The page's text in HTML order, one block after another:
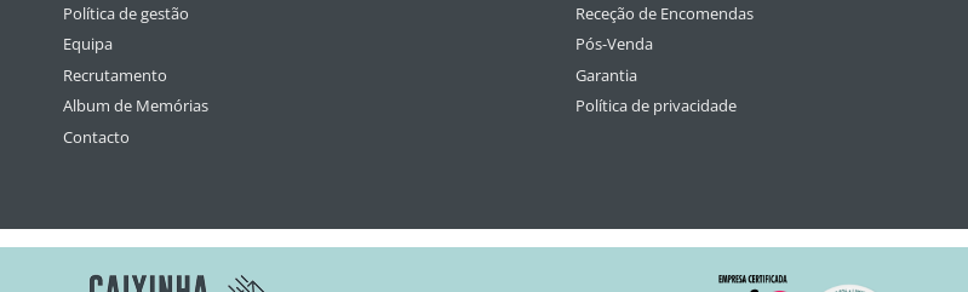
Política de gestão
Equipa
Recrutamento
Album de Memórias
Contacto
Receção de Encomendas
Pós-Venda
Garantia
Política de privacidade